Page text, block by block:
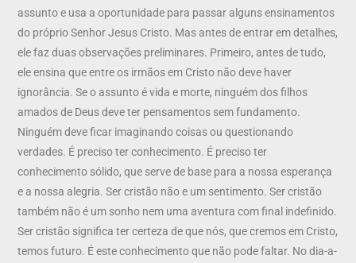
assunto e usa a oportunidade para passar alguns ensinamentos
do próprio Senhor Jesus Cristo. Mas antes de entrar em detalhes,
ele faz duas observações preliminares. Primeiro, antes de tudo,
ele ensina que entre os irmãos em Cristo não deve haver
ignorância. Se o assunto é vida e morte, ninguém dos filhos
amados de Deus deve ter pensamentos sem fundamento.
Ninguém deve ficar imaginando coisas ou questionando
verdades. É preciso ter conhecimento. É preciso ter
conhecimento sólido, que serve de base para a nossa esperança
e a nossa alegria. Ser cristão não e um sentimento. Ser cristão
também não é um sonho nem uma aventura com final indefinido.
Ser cristão significa ter certeza de que nós, que cremos em Cristo,
temos futuro. É este conhecimento que não pode faltar. No dia-a-